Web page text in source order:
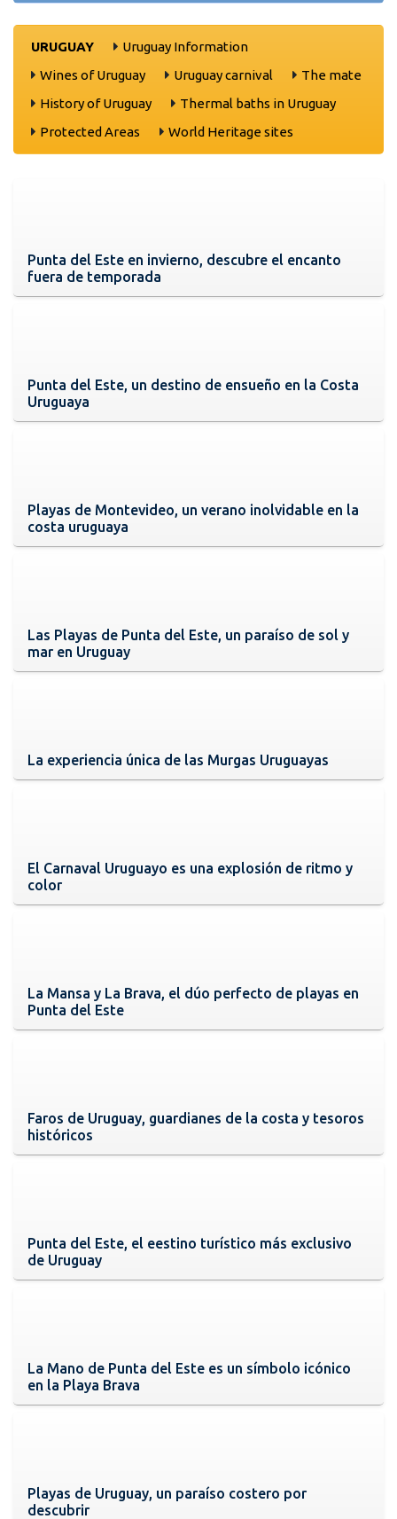
URUGUAY
Uruguay Information
Wines of Uruguay
Uruguay carnival
The mate
History of Uruguay
Thermal baths in Uruguay
Protected Areas
World Heritage sites
Punta del Este en invierno, descubre el encanto
fuera de temporada
Punta del Este, un destino de ensueño en la Costa
Uruguaya
Playas de Montevideo, un verano inolvidable en la
costa uruguaya
Las Playas de Punta del Este, un paraíso de sol y
mar en Uruguay
La experiencia única de las Murgas Uruguayas
El Carnaval Uruguayo es una explosión de ritmo y
color
La Mansa y La Brava, el dúo perfecto de playas en
Punta del Este
Faros de Uruguay, guardianes de la costa y tesoros
históricos
Punta del Este, el eestino turístico más exclusivo
de Uruguay
La Mano de Punta del Este es un símbolo icónico
en la Playa Brava
Playas de Uruguay, un paraíso costero por
descubrir